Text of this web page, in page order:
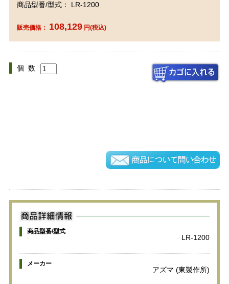
商品型番/型式： LR-1200
販売価格： 108,129円(税込)
個 数
商品型番/型式
LR-1200
メーカー
アズマ (東製作所)